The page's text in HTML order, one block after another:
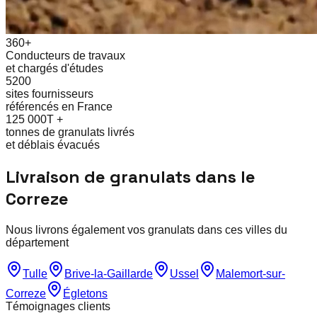
360+
Conducteurs de travaux
et chargés d'études
5200
sites fournisseurs
référencés en France
125 000T +
tonnes de granulats livrés
et déblais évacués
Livraison de granulats dans le
Correze
Nous livrons également vos granulats dans ces villes du
département
Tulle Brive-la-Gaillarde Ussel
Malemort-sur-
Correze
Égletons
Témoignages clients